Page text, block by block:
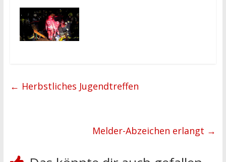
← Herbstliches Jugendtreffen
Melder-Abzeichen erlangt →